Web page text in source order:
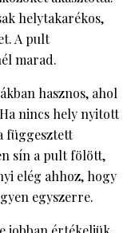
helytakarékos,
A pult
marad.
hasznos, ahol
nincs hely nyitott
függesztett
sín a pult fölött,
elég ahhoz, hogy
egyszerre.